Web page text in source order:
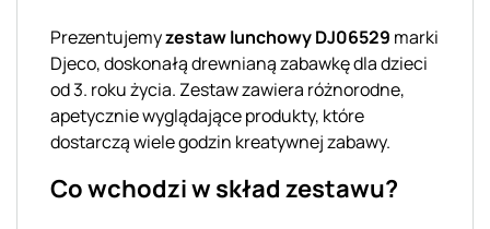
Prezentujemyzestaw lunchowy DJ06529 marki
Djeco, doskonałą drewnianą zabawkę dla dzieci
od 3. roku życia. Zestaw zawiera różnorodne,
apetycznie wyglądające produkty, które
dostarczą wiele godzin kreatywnej zabawy.
Co wchodzi w skład zestawu?